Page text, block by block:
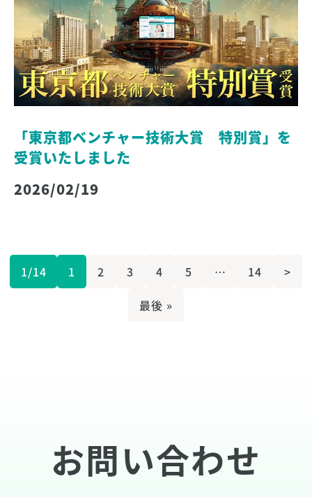
「東京都ベンチャー技術大賞 特別賞」を
受賞いたしました
2026/02/19
1/14 1 2 3 4 5 … 14
>
最後 »
お問い合わせ